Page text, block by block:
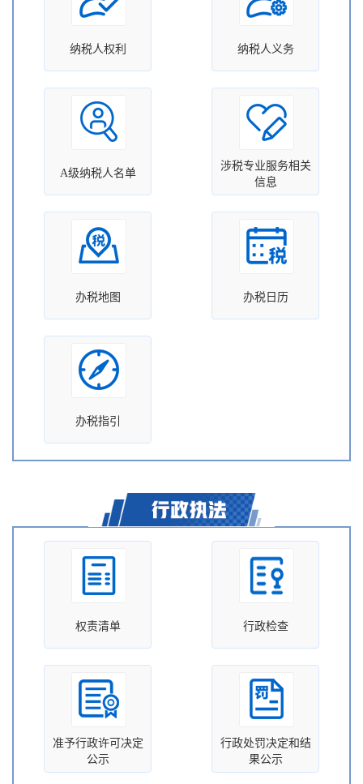
纳税人权利 纳税人义务
A级纳税人名单
涉税专业服务相关
信息
办税地图 办税日历
办税指引
权责清单 行政检查
准予行政许可决定
公示
行政处罚决定和结
果公示